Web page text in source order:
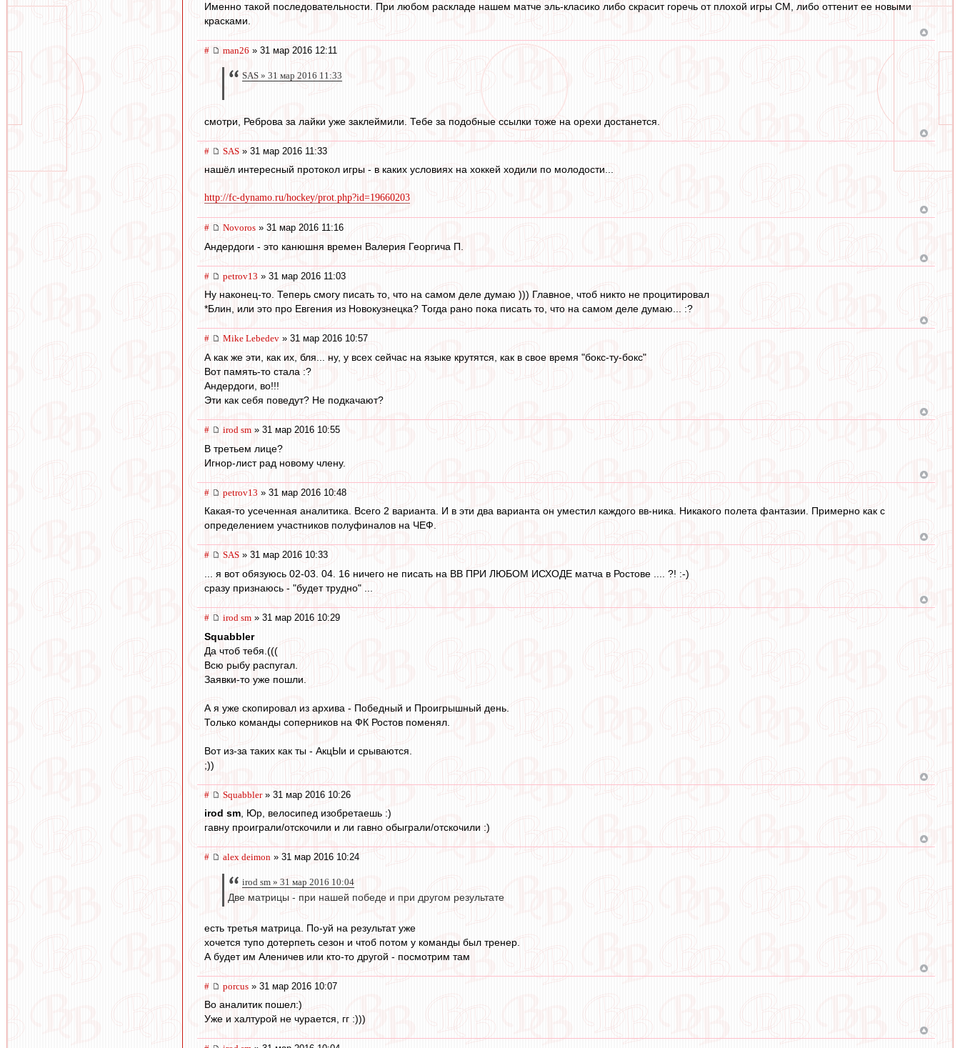
Именно такой последовательности. При любом раскладе нашем матче эль-класико либо скрасит горечь от плохой игры СМ, либо оттенит ее новыми
красками.
# man26 » 31 мар 2016 12:11
SAS » 31 мар 2016 11:33
смотри, Реброва за лайки уже заклеймили. Тебе за подобные ссылки тоже на орехи достанется.
# SAS » 31 мар 2016 11:33
нашёл интересный протокол игры - в каких условиях на хоккей ходили по молодости...
http://fc-dynamo.ru/hockey/prot.php?id=19660203
# Novoros » 31 мар 2016 11:16
Андердоги - это канюшня времен Валерия Георгича П.
# petrov13 » 31 мар 2016 11:03
Ну наконец-то. Теперь смогу писать то, что на самом деле думаю ))) Главное, чтоб никто не процитировал
*Блин, или это про Евгения из Новокузнецка? Тогда рано пока писать то, что на самом деле думаю... :?
# Mike Lebedev » 31 мар 2016 10:57
А как же эти, как их, бля... ну, у всех сейчас на языке крутятся, как в свое время "бокс-ту-бокс"
Вот память-то стала :?
Андердоги, во!!!
Эти как себя поведут? Не подкачают?
# irod sm » 31 мар 2016 10:55
В третьем лице?
Игнор-лист рад новому члену.
# petrov13 » 31 мар 2016 10:48
Какая-то усеченная аналитика. Всего 2 варианта. И в эти два варианта он уместил каждого вв-ника. Никакого полета фантазии. Примерно как с
определением участников полуфиналов на ЧЕФ.
# SAS » 31 мар 2016 10:33
... я вот обязуюсь 02-03. 04. 16 ничего не писать на ВВ ПРИ ЛЮБОМ ИСХОДЕ матча в Ростове .... ?! :-)
сразу признаюсь - "будет трудно" ...
# irod sm » 31 мар 2016 10:29
Squabbler
Да чтоб тебя.(((
Всю рыбу распугал.
Заявки-то уже пошли.
А я уже скопировал из архива - Победный и Проигрышный день.
Только команды соперников на ФК Ростов поменял.
Вот из-за таких как ты - АкцЫи и срываются.
;))
# Squabbler» 31 мар 2016 10:26
irod sm, Юр, велосипед изобретаешь :)
гавну проиграли/отскочили и ли гавно обыграли/отскочили :)
# alex deimon » 31 мар 2016 10:24
irod sm » 31 мар 2016 10:04
Две матрицы - при нашей победе и при другом результате
есть третья матрица. По-уй на результат уже
хочется тупо дотерпеть сезон и чтоб потом у команды был тренер.
А будет им Аленичев или кто-то другой - посмотрим там
# porcus » 31 мар 2016 10:07
Во аналитик пошел:)
Уже и халтурой не чурается, гг :)))